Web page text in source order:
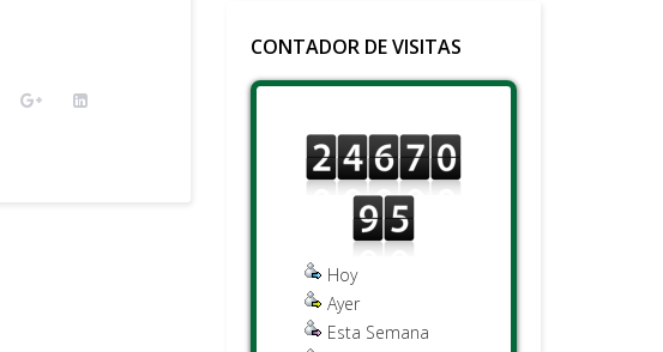
CONTADOR DE VISITAS
Hoy
Ayer
Esta Semana